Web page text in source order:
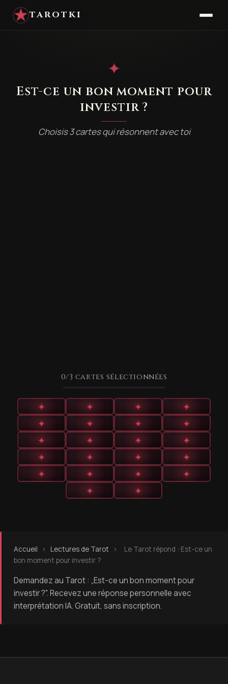
TAROTKI
✦
Est-ce un bon moment pour
investir ?
Choisis 3 cartes qui résonnent avec toi
0/3 cartes sélectionnées
✦ ✦ ✦
✦
✦
✦ ✦
✦
✦
✦ ✦
✦
✦
✦ ✦
✦
✦
✦ ✦
✦
✦
✦
Accueil › Lectures de Tarot ›
Le Tarot répond : Est-ce un
bon moment pour investir ?
Demandez au Tarot : „Est-ce un bon moment pour
investir ?". Recevez une réponse personnelle avec
interprétation IA. Gratuit, sans inscription.